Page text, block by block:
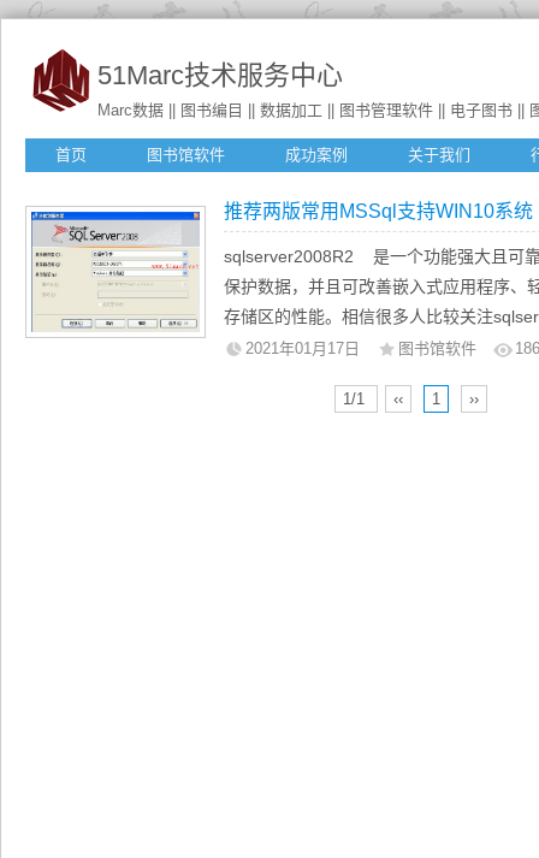
51Marc技术服务中心
Marc数据 || 图书编目 || 数据加工 || 图书管理软件 || 电子图书 ||
首页 图书馆软件 成功案例 关于我们
推荐两版常用MSSql支持WIN10系统
sqlserver2008R2 是一个功能强大且可
保护数据，并且可改善嵌入式应用程序、
存储区的性能。相信很多人比较关注
今天小编给大家...
2021年01月17日 图书馆软件
1/1 ‹‹ 1 ››